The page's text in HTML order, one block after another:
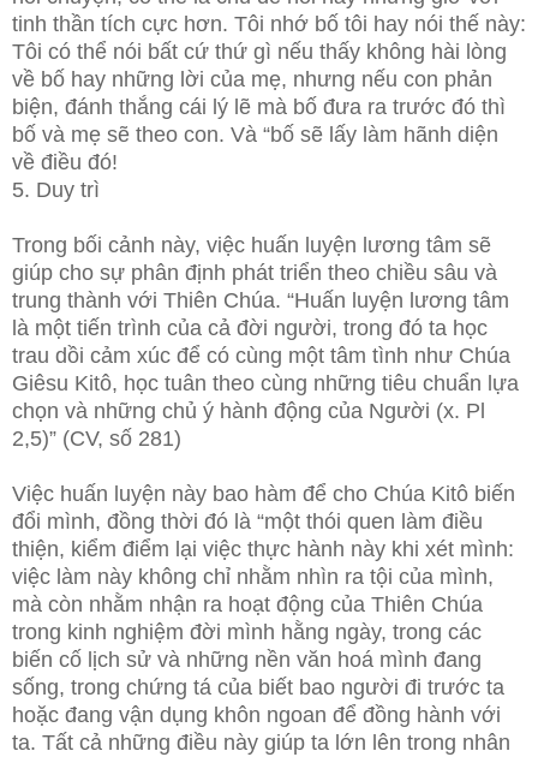
tinh thần tích cực hơn. Tôi nhớ bố tôi hay nói thế này:
Tôi có thể nói bất cứ thứ gì nếu thấy không hài lòng
về bố hay những lời của mẹ, nhưng nếu con phản
biện, đánh thắng cái lý lẽ mà bố đưa ra trước đó thì
bố và mẹ sẽ theo con. Và “bố sẽ lấy làm hãnh diện
về điều đó!
5. Duy trì
Trong bối cảnh này, việc huấn luyện lương tâm sẽ
giúp cho sự phân định phát triển theo chiều sâu và
trung thành với Thiên Chúa. “Huấn luyện lương tâm
là một tiến trình của cả đời người, trong đó ta học
trau dồi cảm xúc để có cùng một tâm tình như Chúa
Giêsu Kitô, học tuân theo cùng những tiêu chuẩn lựa
chọn và những chủ ý hành động của Người (x. Pl
2,5)” (CV, số 281)
Việc huấn luyện này bao hàm để cho Chúa Kitô biến
đổi mình, đồng thời đó là “một thói quen làm điều
thiện, kiểm điểm lại việc thực hành này khi xét mình:
việc làm này không chỉ nhằm nhìn ra tội của mình,
mà còn nhằm nhận ra hoạt động của Thiên Chúa
trong kinh nghiệm đời mình hằng ngày, trong các
biến cố lịch sử và những nền văn hoá mình đang
sống, trong chứng tá của biết bao người đi trước ta
hoặc đang vận dụng khôn ngoan để đồng hành với
ta. Tất cả những điều này giúp ta lớn lên trong nhân